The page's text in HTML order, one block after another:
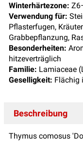
Winterhärtezone:
Verwendung für:
Pflasterfugen,
Grabbepflanzung,
Besonderheiten:
hitzeverträglich
Familie: Lamiaceae
Geselligkeit: Flächig
Beschreibung
Thymus comosus